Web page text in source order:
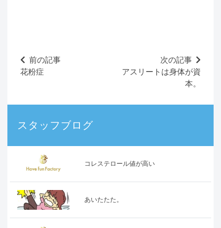
スタッフブログ
コレステロール値が高い
あいたたた。
前の記事
花粉症
次の記事
アスリートは身体が資
本。